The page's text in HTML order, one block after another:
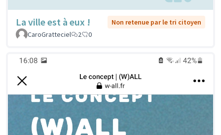
La ville est à eux !
Non retenue par le tri citoyen
CaroGratteciel
2 0